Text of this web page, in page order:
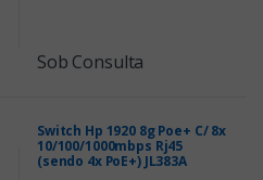
Sob Consulta
Switch Hp 1920 8g Poe+ C/ 8x
10/100/1000mbps Rj45
(sendo 4x PoE+) JL383A